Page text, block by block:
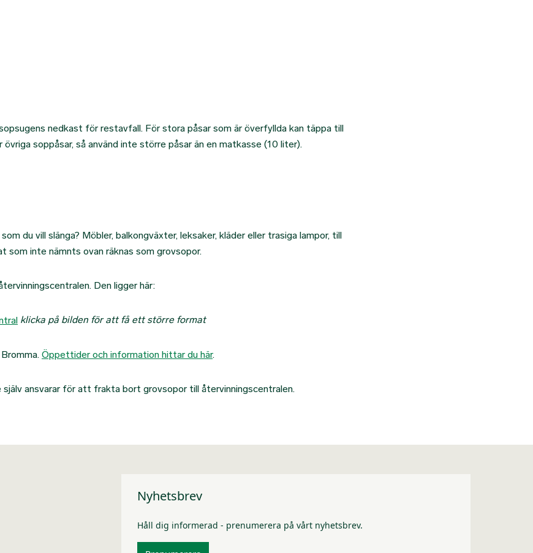
nedkast för restavfall. För stora påsar som är överfyllda kan täppa till
soppåsar, så använd inte större påsar än en matkasse (10 liter).
du vill slänga? Möbler, balkongväxter, leksaker, kläder eller trasiga lampor, till
som inte nämnts ovan räknas som grovsopor.
Den ligger här:
klicka på bilden för att få ett större format
Öppettider och information hittar du här.
ansvarar för att frakta bort grovsopor till återvinningscentralen.
Nyhetsbrev
Håll dig informerad - prenumerera på vårt nyhetsbrev.